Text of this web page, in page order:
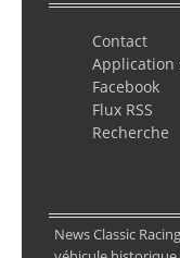
Contact
Application
Facebook
Flux RSS
Recherche
News Classic